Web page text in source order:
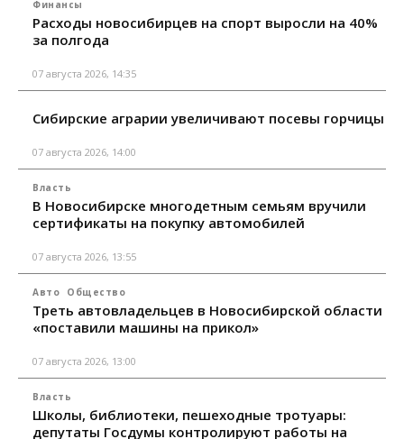
Финансы
Расходы новосибирцев на спорт выросли на 40%
за полгода
07 августа 2026, 14:35
Сибирские аграрии увеличивают посевы горчицы
07 августа 2026, 14:00
Власть
В Новосибирске многодетным семьям вручили
сертификаты на покупку автомобилей
07 августа 2026, 13:55
Авто Общество
Треть автовладельцев в Новосибирской области
«поставили машины на прикол»
07 августа 2026, 13:00
Власть
Школы, библиотеки, пешеходные тротуары:
депутаты Госдумы контролируют работы на